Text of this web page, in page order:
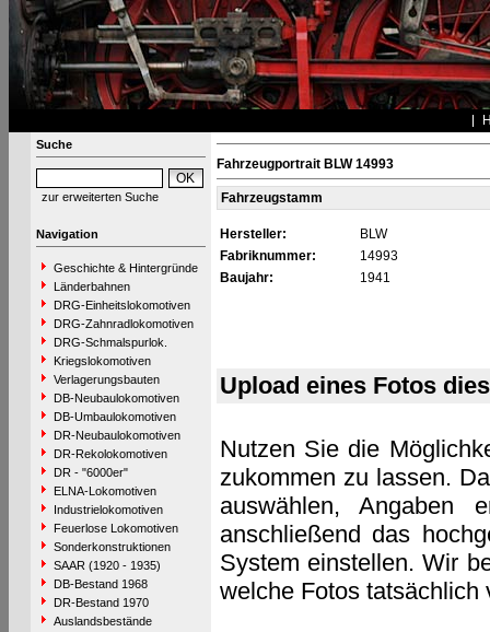
Suche
zur erweiterten Suche
Navigation
Geschichte & Hintergründe
Länderbahnen
DRG-Einheitslokomotiven
DRG-Zahnradlokomotiven
DRG-Schmalspurlok.
Kriegslokomotiven
Verlagerungsbauten
DB-Neubaulokomotiven
DB-Umbaulokomotiven
DR-Neubaulokomotiven
DR-Rekolokomotiven
DR - "6000er"
ELNA-Lokomotiven
Industrielokomotiven
Feuerlose Lokomotiven
Sonderkonstruktionen
SAAR (1920 - 1935)
DB-Bestand 1968
DR-Bestand 1970
Auslandsbestände
Fahrzeugportrait BLW 14993
Fahrzeugstamm
Hersteller:
BLW
Fabriknummer:
14993
Baujahr:
1941
Upload eines Fotos
Nutzen Sie die
zukommen zu lassen.
auswählen, Angaben
anschließend das
System einstellen. Wir
welche Fotos tatsächlich